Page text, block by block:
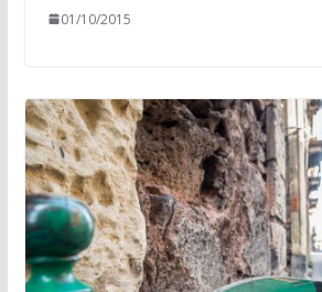
01/10/2015